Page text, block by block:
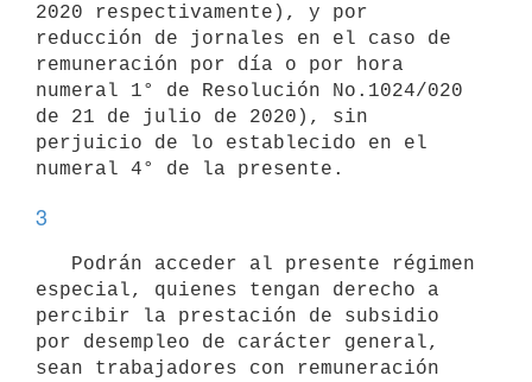
2020 respectivamente), y por
reducción de jornales en el caso de
remuneración por día o por hora
numeral 1° de Resolución No.1024/020
de 21 de julio de 2020), sin
perjuicio de lo establecido en el
3
especial, quienes tengan derecho a
percibir la prestación de subsidio
por desempleo de carácter general,
sean trabajadores con remuneración